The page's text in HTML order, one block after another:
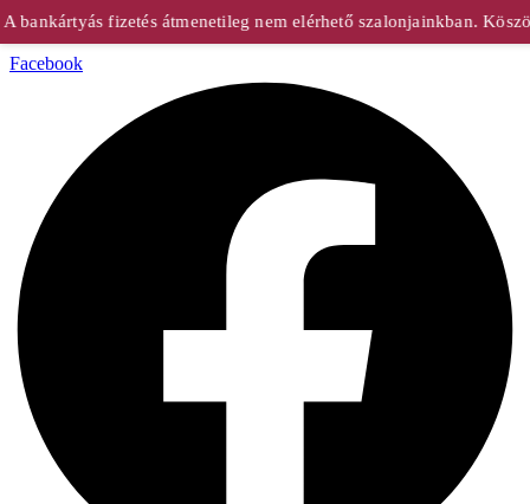
fizetés átmenetileg nem elérhető szalonjainkban.
Facebook